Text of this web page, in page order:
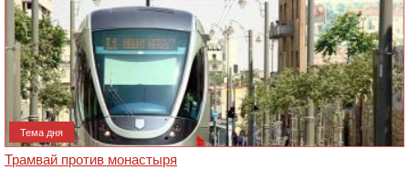
Тема дня
Трамвай против монастыря